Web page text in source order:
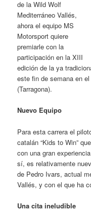
de la Wild Wolf
Mediterráneo Vallés,
ahora el equipo MS
Motorsport quiere
premiarle con la
participación en la XIII
edición de la ya
este fin de semana en
(Tarragona).
Nuevo Equipo
Para esta carrera el
catalán “Kids to Win”
con una gran
sí, es relativamente
de Pedro Ivars, actual
Vallés, y con el que ha
Una cita ineludible